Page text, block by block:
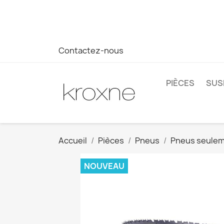
Contactez-nous
PIÈCES
Accueil Pièces Pneus Pneus
NOUVEAU